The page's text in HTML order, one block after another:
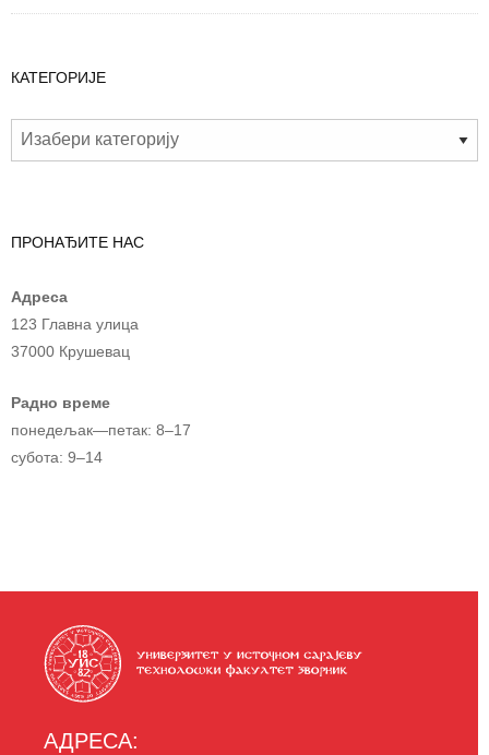
КАТЕГОРИЈЕ
ПРОНАЂИТЕ НАС
Адреса
123 Главна улица
37000 Крушевац
Радно време
понедељак—петак: 8–17
субота: 9–14
АДРЕСА: